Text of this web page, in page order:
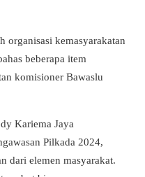
organisasi kemasyarakatan
beberapa item
komisioner Bawaslu
Kariema Jaya
Pilkada 2024,
dari elemen masyarakat.